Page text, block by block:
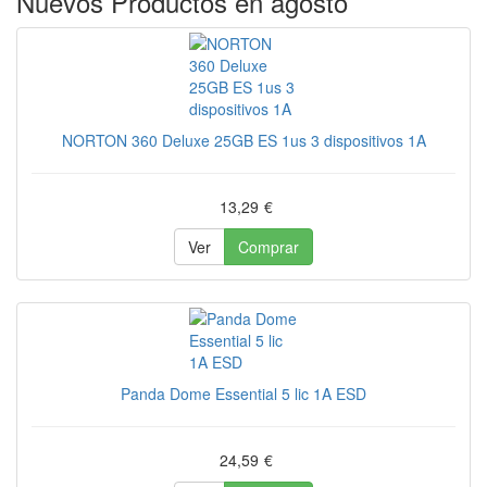
NORTON 360 Deluxe 25GB ES 1us 3 dispositivos 1A
13,29 €
Ver
Comprar
Panda Dome Essential 5 lic 1A ESD
24,59 €